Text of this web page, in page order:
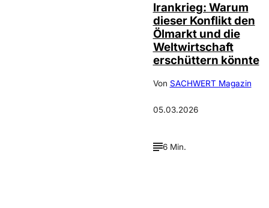
Irankrieg: Warum
dieser Konflikt den
Ölmarkt und die
Weltwirtschaft
erschüttern könnte
Von SACHWERT Magazin
05.03.2026
6 Min.